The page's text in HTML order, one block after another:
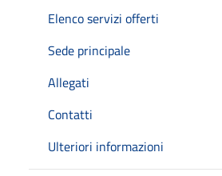
Elenco servizi offerti
Sede principale
Allegati
Contatti
Ulteriori informazioni